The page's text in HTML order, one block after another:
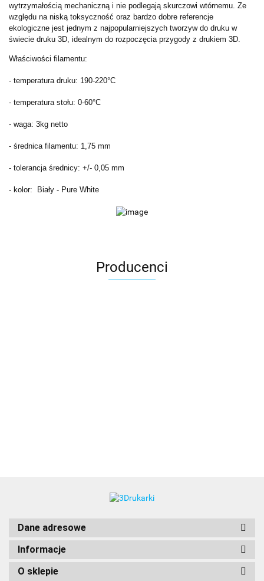
wytrzymałością mechaniczną i nie podlegają skurczowi wtórnemu. Ze
względu na niską toksyczność oraz bardzo dobre referencje
ekologiczne jest jednym z najpopularniejszych tworzyw do druku w
świecie druku 3D, idealnym do rozpoczęcia przygody z drukiem 3D.
Właściwości filamentu:
- temperatura druku: 190-220°C
- temperatura stołu: 0-60°C
- waga: 3kg netto
- średnica filamentu: 1,75 mm
- tolerancja średnicy: +/- 0,05 mm
- kolor: Biały - Pure White
Producenci
Dane adresowe
Informacje
O sklepie